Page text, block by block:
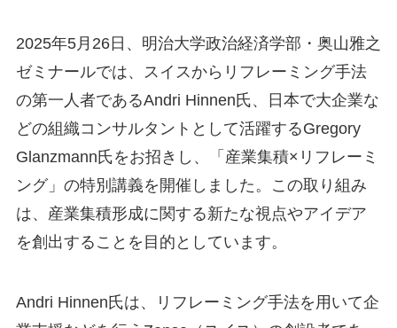
2025年5月26日、明治大学政治経済学部・奥山雅之
ゼミナールでは、スイスからリフレーミング手法
の第一人者であるAndri Hinnen氏、日本で大企業な
どの組織コンサルタントとして活躍するGregory
Glanzmann氏をお招きし、「産業集積×リフレーミ
ング」の特別講義を開催しました。この取り組み
は、産業集積形成に関する新たな視点やアイデア
を創出することを目的としています。
Andri Hinnen氏は、リフレーミング手法を用いて企